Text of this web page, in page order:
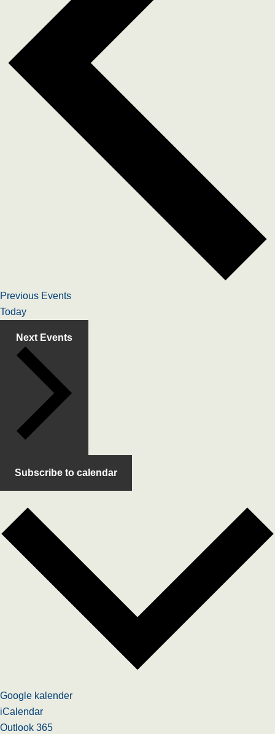
Previous Events
Today
Next Events
Subscribe to calendar
Google kalender
iCalendar
Outlook 365